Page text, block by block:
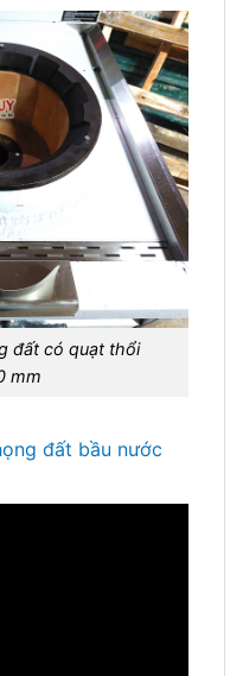
đất có quạt thổi
mm
đất bầu nước